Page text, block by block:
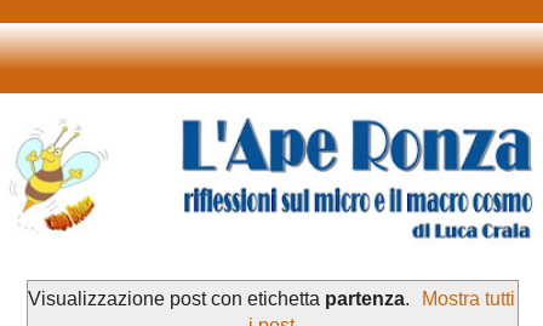
Visualizzazione post con etichetta partenza.
Mostra tutti